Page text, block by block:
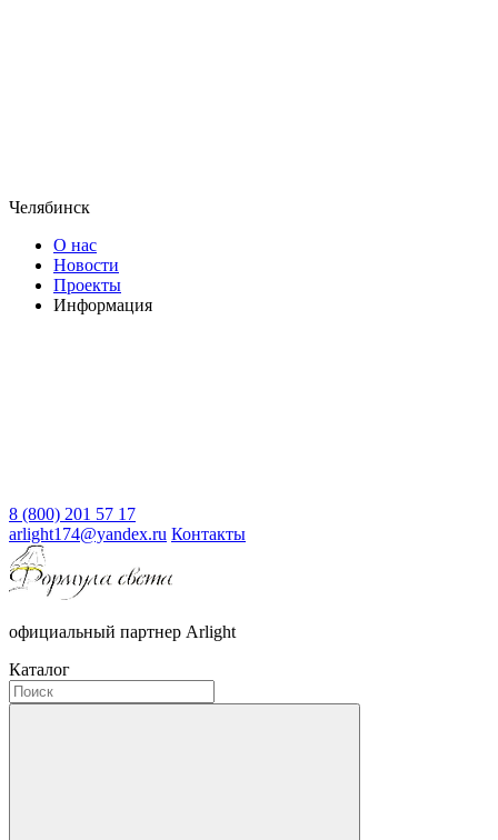
Челябинск
О нас
Новости
Проекты
Информация
8 (800) 201 57 17
arlight174@yandex.ru Контакты
официальный партнер Arlight
Каталог